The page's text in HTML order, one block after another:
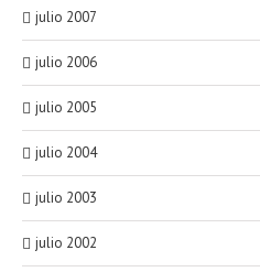
julio 2007
julio 2006
julio 2005
julio 2004
julio 2003
julio 2002